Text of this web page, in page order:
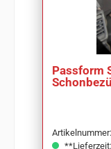
Passform